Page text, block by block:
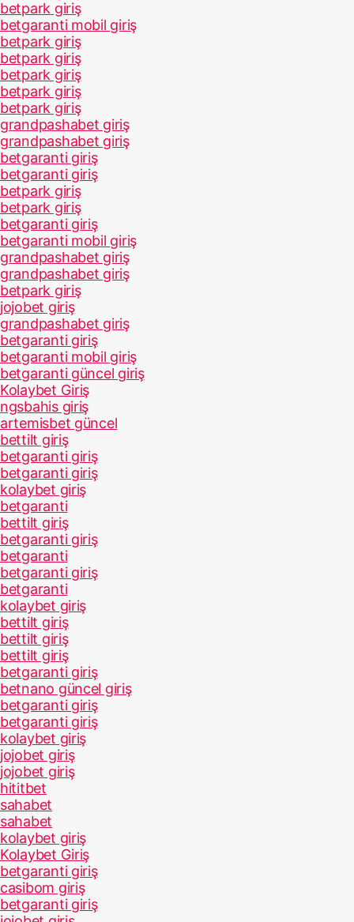
betpark giriş
betgaranti mobil giriş
betpark giriş
betpark giriş
betpark giriş
betpark giriş
betpark giriş
grandpashabet giriş
grandpashabet giriş
betgaranti giriş
betgaranti giriş
betpark giriş
betpark giriş
betgaranti giriş
betgaranti mobil giriş
grandpashabet giriş
grandpashabet giriş
betpark giriş
jojobet giriş
grandpashabet giriş
betgaranti giriş
betgaranti mobil giriş
betgaranti güncel giriş
Kolaybet Giriş
ngsbahis giriş
artemisbet güncel
bettilt giriş
betgaranti giriş
betgaranti giriş
kolaybet giriş
betgaranti
bettilt giriş
betgaranti giriş
betgaranti
betgaranti giriş
betgaranti
kolaybet giriş
bettilt giriş
bettilt giriş
bettilt giriş
betgaranti giriş
betnano güncel giriş
betgaranti giriş
betgaranti giriş
kolaybet giriş
jojobet giriş
jojobet giriş
hititbet
sahabet
sahabet
kolaybet giriş
Kolaybet Giriş
betgaranti giriş
casibom giriş
betgaranti giriş